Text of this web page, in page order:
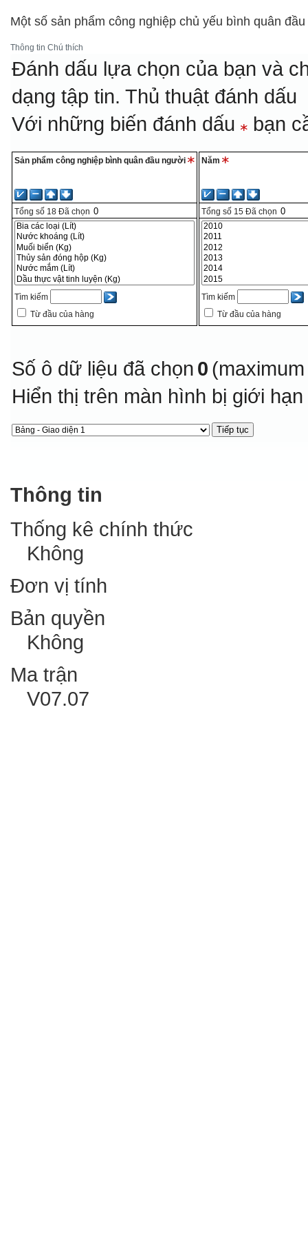
Một số sản phẩm công nghiệp chủ yếu bình quân
Thông tin Chú thích
Đánh dấu lựa chọn của bạn và
dạng tập tin.Thủ thuật đánh dấu
Với những biến đánh dấu bạn
Sản phẩm công nghiệp bình quân đầu người
Tổng số 18 Đã chọn
Tìm kiếm
Từ đầu của hàng
Năm
Tổng số 15 Đã chọn
Tìm kiếm
Từ đầu của hàng
Số ô dữ liệu đã chọn 0
Hiển thị trên màn hình bị giới
Thông tin
Thống kê chính thức
Không
Đơn vị tính
Bản quyền
Không
Ma trận
V07.07